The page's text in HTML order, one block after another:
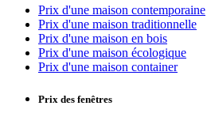
Prix d'une maison contemporaine
Prix d'une maison traditionnelle
Prix d'une maison en bois
Prix d'une maison écologique
Prix d'une maison container
Prix des fenêtres